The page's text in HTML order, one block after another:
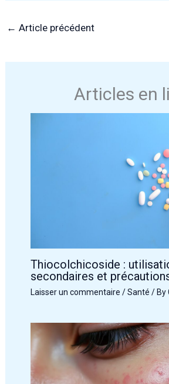
← Article précédent
Articles en
Thiocolchicoside :
secondaires et
Laisser un commentaire /Santé / By